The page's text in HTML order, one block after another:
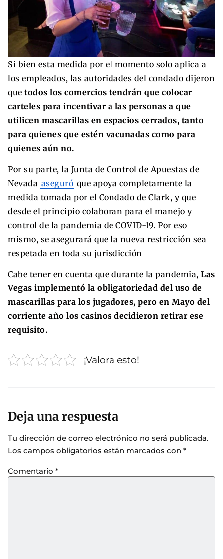
Si bien esta medida por el momento solo aplica a
los empleados, las autoridades del condado dijeron
que todos los comercios tendrán que colocar
carteles para incentivar a las personas a que
utilicen mascarillas en espacios cerrados, tanto
para quienes que estén vacunadas como para
quienes aún no.
Por su parte, la Junta de Control de Apuestas de
Nevada aseguró que apoya completamente la
medida tomada por el Condado de Clark, y que
desde el principio colaboran para el manejo y
control de la pandemia de COVID-19. Por eso
mismo, se asegurará que la nueva restricción sea
respetada en toda su jurisdicción
Cabe tener en cuenta que durante la pandemia, Las
Vegas implementó la obligatoriedad del uso de
mascarillas para los jugadores, pero en Mayo del
corriente año los casinos decidieron retirar ese
requisito.
¡Valora esto!
Deja una respuesta
Tu dirección de correo electrónico no será publicada.
Los campos obligatorios están marcados con *
Comentario *